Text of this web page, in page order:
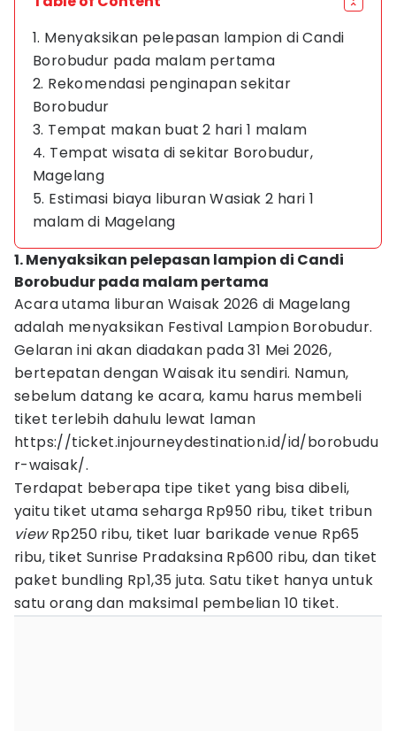
1. Menyaksikan pelepasan lampion di Candi
Borobudur pada malam pertama
2. Rekomendasi penginapan sekitar
Borobudur
3. Tempat makan buat 2 hari 1 malam
4. Tempat wisata di sekitar Borobudur,
Magelang
5. Estimasi biaya liburan Wasiak 2 hari 1
malam di Magelang
1. Menyaksikan pelepasan lampion di Candi
Borobudur pada malam pertama
Acara utama liburan Waisak 2026 di Magelang
adalah menyaksikan Festival Lampion Borobudur.
Gelaran ini akan diadakan pada 31 Mei 2026,
bertepatan dengan Waisak itu sendiri. Namun,
sebelum datang ke acara, kamu harus membeli
tiket terlebih dahulu lewat laman
https://ticket.injourneydestination.id/id/borobudu
r-waisak/.
Terdapat beberapa tipe tiket yang bisa dibeli,
yaitu tiket utama seharga Rp950 ribu, tiket tribun
viewRp250 ribu, tiket luar barikade venue Rp65
ribu, tiket Sunrise Pradaksina Rp600 ribu, dan tiket
paket bundling Rp1,35 juta. Satu tiket hanya untuk
satu orang dan maksimal pembelian 10 tiket.